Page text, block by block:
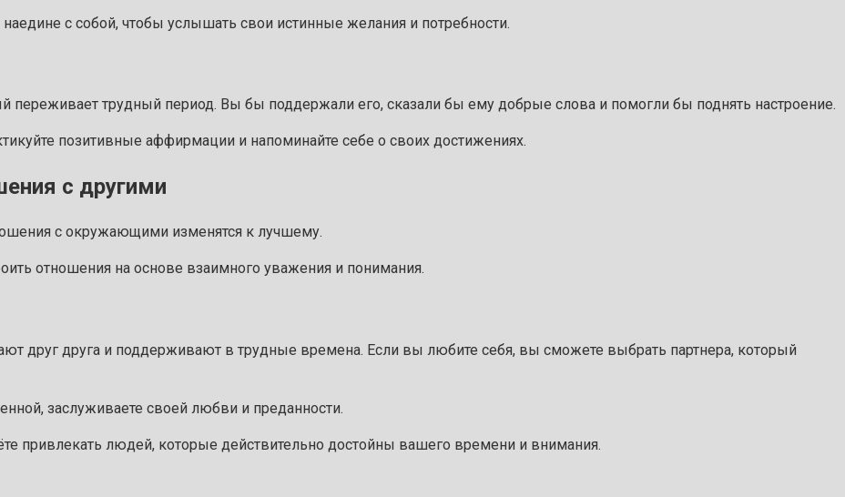
с собой, чтобы услышать свои истинные желания и потребности.
переживает трудный период. Вы бы поддержали его, сказали бы ему добрые слова и помогли бы поднять настроение.
позитивные аффирмации и напоминайте себе о своих достижениях.
с другими
с окружающими изменятся к лучшему.
отношения на основе взаимного уважения и понимания.
друг друга и поддерживают в трудные времена. Если вы любите себя, вы сможете выбрать партнера, который
привлекать людей, которые действительно достойны вашего времени и внимания.